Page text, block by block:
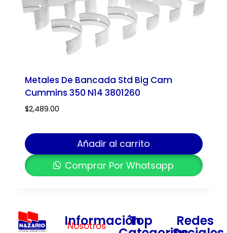
Metales De Bancada Std Big Cam
Cummins 350 N14 3801260
$2,489.00
Añadir al carrito
Comprar Por Whatsapp
Información
Nosotros Top Redes